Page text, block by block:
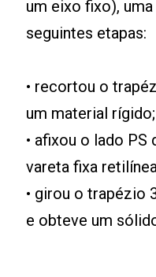
um eixo fixo),
seguintes etapas:
• recortou o
um material rígido;
• afixou o lado
vareta fixa
• girou o trapézio
e obteve um